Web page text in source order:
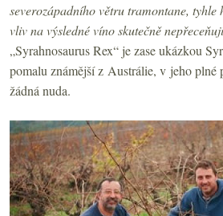
severozápadního větru tramontane,
vliv na výsledné víno skutečně nepřeceňuji
„Syrahnosaurus Rex“ je zase ukázkou
pomalu známější z Austrálie, v jeho plné
žádná nuda.